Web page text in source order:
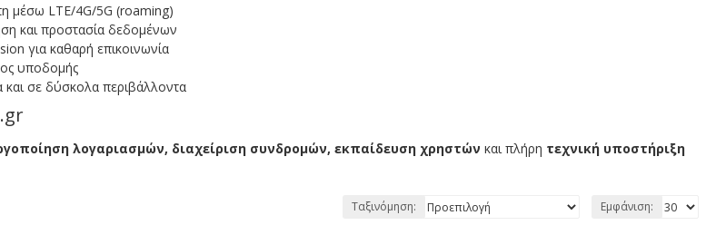
μέσω LTE/4G/5G (roaming)
και προστασία δεδομένων
για καθαρή επικοινωνία
υποδομής
και σε δύσκολα περιβάλλοντα
λογαριασμών, διαχείριση συνδρομών, εκπαίδευση χρηστών και πλήρη τεχνική υποστήριξη
Ταξινόμηση: Εμφάνιση: